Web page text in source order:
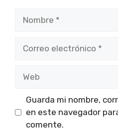
electrónico
Guarda mi nombre,
en este navegador
comente.